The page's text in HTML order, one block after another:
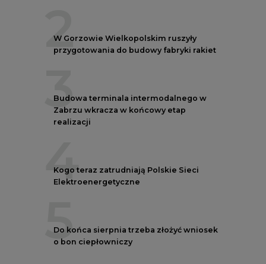
2
W Gorzowie Wielkopolskim ruszyły
przygotowania do budowy fabryki rakiet
3
Budowa terminala intermodalnego w
Zabrzu wkracza w końcowy etap
realizacji
4
Kogo teraz zatrudniają Polskie Sieci
Elektroenergetyczne
5
Do końca sierpnia trzeba złożyć wniosek
o bon ciepłowniczy